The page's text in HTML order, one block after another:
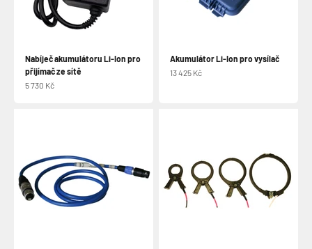
Nabíječ akumulátoru Li-Ion pro
přijímač ze sítě
Prodejní cena
5 730 Kč
Akumulátor Li-Ion pro vysílač
Prodejní cena
13 425 Kč